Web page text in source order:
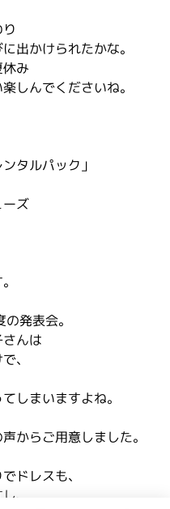
出かけられたかな。
み
しんでくださいね。
タルパック」
ーズ
発表会。
んは
、
しまいますよね。
からご用意しました。
ドレスも、
、